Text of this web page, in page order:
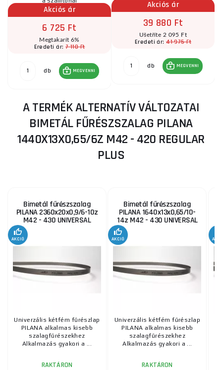
Akciós ár
6 725 Ft
Megtakarít 6%
Eredeti ár:7 110 Ft
db MEGVENNI
Akciós ár
39 880 Ft
Ušetříte 2 095 Ft
Eredeti ár:41 975 Ft
db MEGVENNI
A TERMÉK ALTERNATÍV VÁLTOZATAI
BIMETÁL FŰRÉSZSZALAG PILANA
1440X13X0,65/6Z M42 - 420 REGULAR
PLUS
Bimetál fűrészszalag
PILANA 2360x20x0,9/6-10z
M42 - 430 UNIVERSAL
AKCIÓ
Univerzális kétfém fűrészlap
PILANA alkalmas kisebb
szalagfűrészekhez
Alkalmazás gyakori a ...
RAKTÁRON
Bimetál fűrészszalag
PILANA 1640x13x0,65/10-
14z M42 - 430 UNIVERSAL
AKCIÓ
Univerzális kétfém fűrészlap
PILANA alkalmas kisebb
szalagfűrészekhez
Alkalmazás gyakori a ...
RAKTÁRON